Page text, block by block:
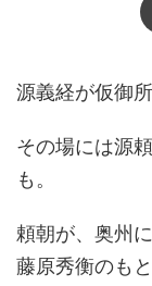
源義経が仮御
その場には源
も。
頼朝が、奥州
藤原秀衡のも